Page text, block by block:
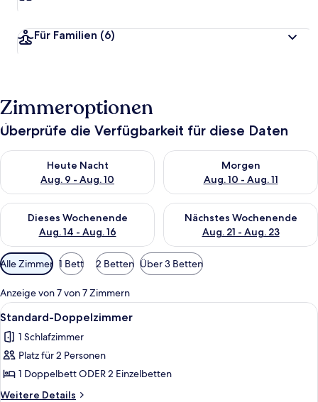
Für Familien (6)
Zimmeroptionen
Überprüfe die Verfügbarkeit für diese Daten
Heute Nacht
Aug. 9 - Aug. 10
Überprüfe die Verfügbarkeit für heute Nacht, Aug. 9 - Aug.
Morgen
Aug. 10 - Aug. 11
Überprüfe die Verfügbarkeit
Dieses Wochenende
Aug. 14 - Aug. 16
Überprüfe die Verfügbarkeit für dieses Wochenende, Aug. 14
Nächstes Wochenende
Aug. 21 - Aug. 23
Überprüfe die Verfügbarkeit
Verfügbare
Filter
für
Zimmer
Alle Zimmer 1 Bett 2 Betten Über 3 Betten
Anzeige von 7 von 7 Zimmern
Alle
Fotos
für
Standard-
Doppelzimmer
anzeigen
Ein Hotelzimmer mit Bett, Kissen,
6
Standard-Doppelzimmer
1 Schlafzimmer
Platz für 2 Personen
1 Doppelbett ODER 2 Einzelbetten
Weitere Details
Weitere